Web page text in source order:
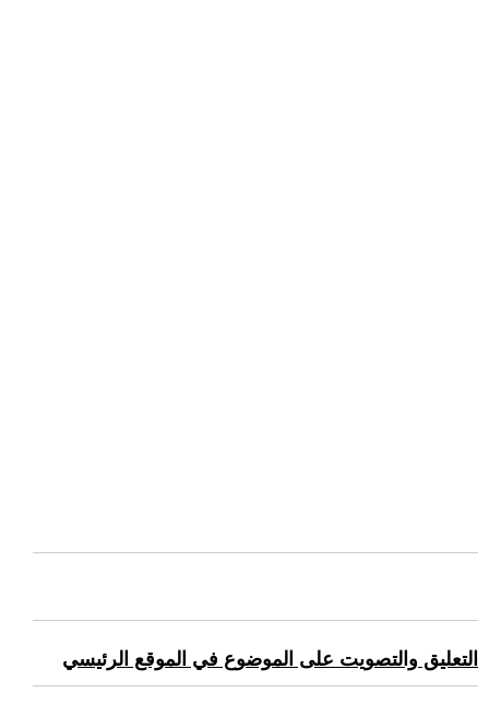
التعليق والتصويت على الموضوع في الموقع الرئيسي